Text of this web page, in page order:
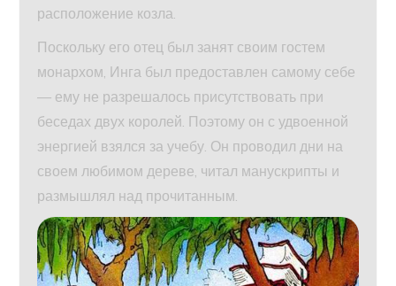
расположение козла.
Поскольку его отец был занят своим гостем
монархом, Инга был предоставлен самому себе
— ему не разрешалось присутствовать при
беседах двух королей. Поэтому он с удвоенной
энергией взялся за учебу. Он проводил дни на
своем любимом дереве, читал манускрипты и
размышлял над прочитанным.